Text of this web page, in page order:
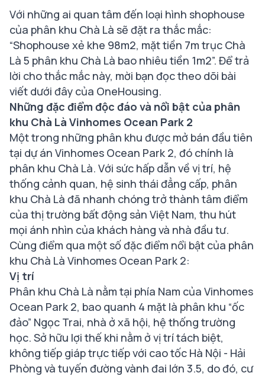
Với những ai quan tâm đến loại hình shophouse
của phân khu Chà Là sẽ đặt ra thắc mắc:
“Shophouse xẻ khe 98m2, mặt tiền 7m trục Chà
Là 5 phân khu Chà Là bao nhiêu tiền 1m2”. Để trả
lời cho thắc mắc này, mời bạn đọc theo dõi bài
viết dưới đây của OneHousing.
Những đặc điểm độc đáo và nổi bật của phân
khu Chà Là Vinhomes Ocean Park 2
Một trong những phân khu được mở bán đầu tiên
tại dự án Vinhomes Ocean Park 2, đó chính là
phân khu Chà Là. Với sức hấp dẫn về vị trí, hệ
thống cảnh quan, hệ sinh thái đẳng cấp, phân
khu Chà Là đã nhanh chóng trở thành tâm điểm
của thị trường bất động sản Việt Nam, thu hút
mọi ánh nhìn của khách hàng và nhà đầu tư.
Cùng điểm qua một số đặc điểm nổi bật của phân
khu Chà Là Vinhomes Ocean Park 2:
Vị trí
Phân khu Chà Là nằm tại phía Nam của Vinhomes
Ocean Park 2, bao quanh 4 mặt là phân khu “ốc
đảo” Ngọc Trai, nhà ở xã hội, hệ thống trường
học. Sở hữu lợi thế khi nằm ở vị trí tách biệt,
không tiếp giáp trực tiếp với cao tốc Hà Nội - Hải
Phòng và tuyến đường vành đai lớn 3.5, do đó, cư